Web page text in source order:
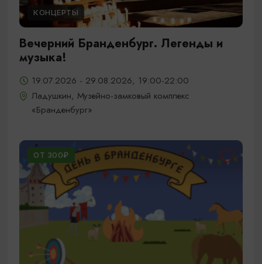
КОНЦЕРТЫ
Вечерний Бранденбург. Легенды и
музыка!
19.07.2026 - 29.08.2026, 19:00-22:00
Ладушкин, Музейно-замковый комплекс
«Бранденбург»
ОТ 300₽